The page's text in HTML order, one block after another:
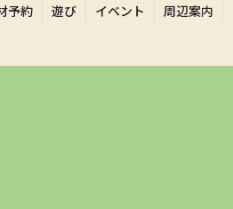
予約 遊び イベント 周辺案内